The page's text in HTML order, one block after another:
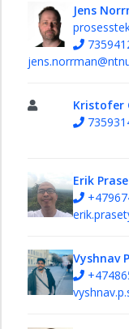
Jens
Kristofer
Erik
Vyshnav